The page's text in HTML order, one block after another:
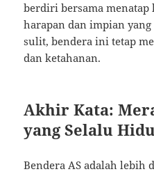
berdiri bersama menatap
harapan dan impian yang
sulit, bendera ini tetap
dan ketahanan.
Akhir Kata:
yang Selalu
Bendera AS adalah lebih